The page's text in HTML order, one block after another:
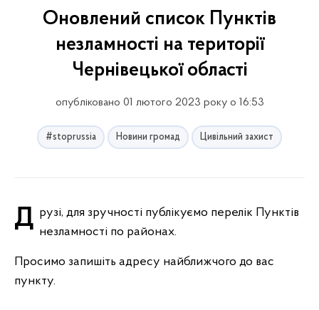
Оновлений список Пунктів
незламності на території
Чернівецької області
опубліковано 01 лютого 2023 року о 16:53
#stoprussia Новини громад Цивільний захист
Друзі, для зручності публікуємо перелік Пунктів незламності по районах.
Просимо запишіть адресу найближчого до вас
пункту.